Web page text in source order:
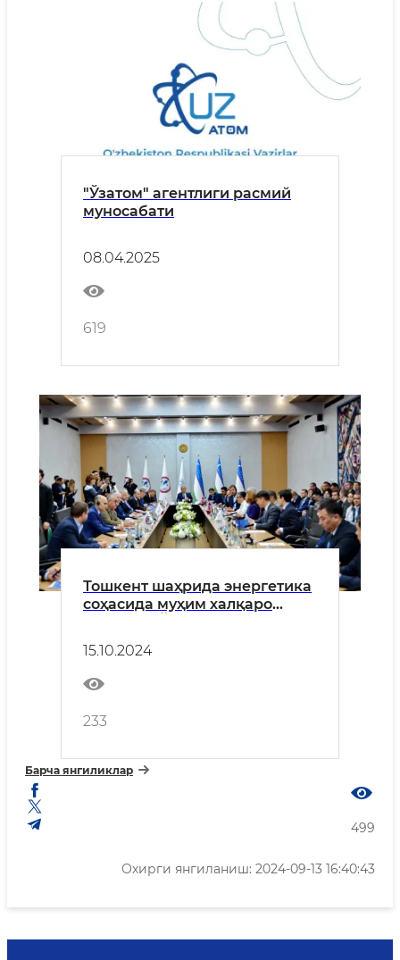
"Ўзатом" агентлиги расмий
муносабати
08.04.2025
619
Тошкент шаҳрида энергетика
соҳасида муҳим халқаро
ривожлантириш муаммолари
ва истиқболлари” мавзусида
илмий-амалий конференция
бўлиб ўтди
15.10.2024
233
Барча янгиликлар
499
Охирги янгиланиш: 2024-09-13 16:40:43